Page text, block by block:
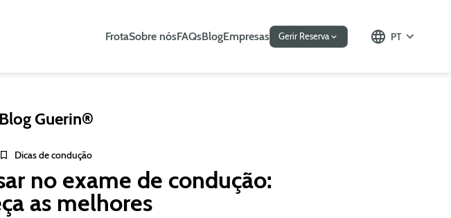
FrotaSobre nósFAQsBlogEmpresas Gerir Reserva PT
Blog Guerin®
Dicas de condução
no exame de condução:
as melhores